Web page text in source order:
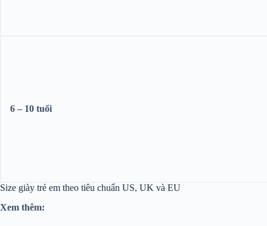
6 – 10 tuổi
Size giày trẻ em theo tiêu chuẩn US, UK và EU
Xem thêm: